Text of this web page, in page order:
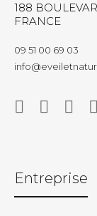
188
FRANCE
09 51 00 69 03
Entreprise